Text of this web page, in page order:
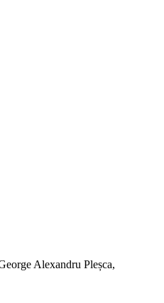
Alexandru Pleșca,